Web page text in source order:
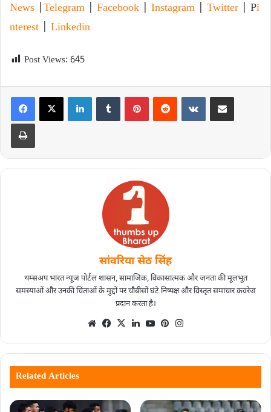
News
Telegram Facebook Instagram Twitter | Pi
nterest
Linkedin
Post Views: 645
सांवरिया सेठ सिंह
थम्सअप भारत न्यूज पोर्टल शासन, सामाजिक, विकासात्मक और जनता की मूलभूत
समस्याओं और उनकी चिंताओं के मुद्दों पर चौबीसों घंटे निष्पक्ष और विस्तृत समाचार कवरेज
प्रदान करता है।
Related Articles